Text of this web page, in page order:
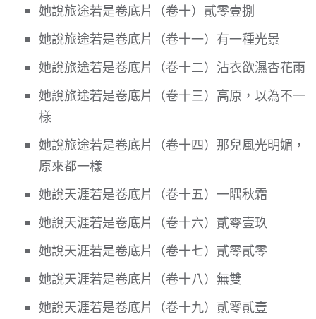
她說旅途若是卷底片（卷十）貳零壹捌
她說旅途若是卷底片（卷十一）有一種光景
她說旅途若是卷底片（卷十二）沾衣欲濕杏花雨
她說旅途若是卷底片（卷十三）高原，以為不一
樣
她說旅途若是卷底片（卷十四）那兒風光明媚，
原來都一樣
她說天涯若是卷底片（卷十五）一隅秋霜
她說天涯若是卷底片（卷十六）貳零壹玖
她說天涯若是卷底片（卷十七）貳零貳零
她說天涯若是卷底片（卷十八）無雙
她說天涯若是卷底片（卷十九）貳零貳壹